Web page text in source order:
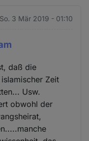
So. 3 Mär 2019 - 01:10
daß die
Zeit
Usw.
obwohl der